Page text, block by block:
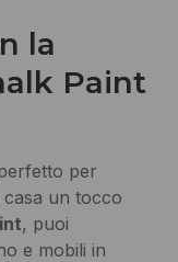
la
Paint
per
un tocco
, puoi
e mobili in